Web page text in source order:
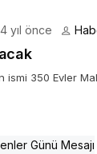
4 yıl önce
350 Evler